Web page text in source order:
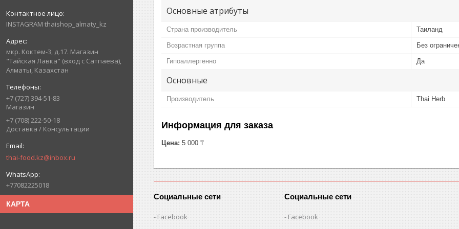
INSTAGRAM thaishop_almaty_kz
мкр. Коктем-3, д.17. Магазин
"Тайская Лавка" (вход с Сатпаева),
Алматы, Казахстан
+7 (727) 394-51-83
Магазин
+7 (708) 222-50-18
Доставка / Консультации
thai-food.kz@inbox.ru
+77082225018
КАРТА
Основные атрибуты
Страна производитель Таиланд
Возрастная группа Без
Гипоаллергенно Да
Основные
Производитель Thai Herb
Информация для заказа
Цена: 5 000 ₸
Социальные сети
Facebook
Социальные сети
Facebook